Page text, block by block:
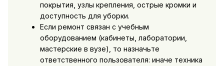
покрытия, узлы крепления, острые кромки и
доступность для уборки.
Если ремонт связан с учебным
оборудованием (кабинеты, лаборатории,
мастерские в вузе), то назначьте
ответственного пользователя: иначе техника